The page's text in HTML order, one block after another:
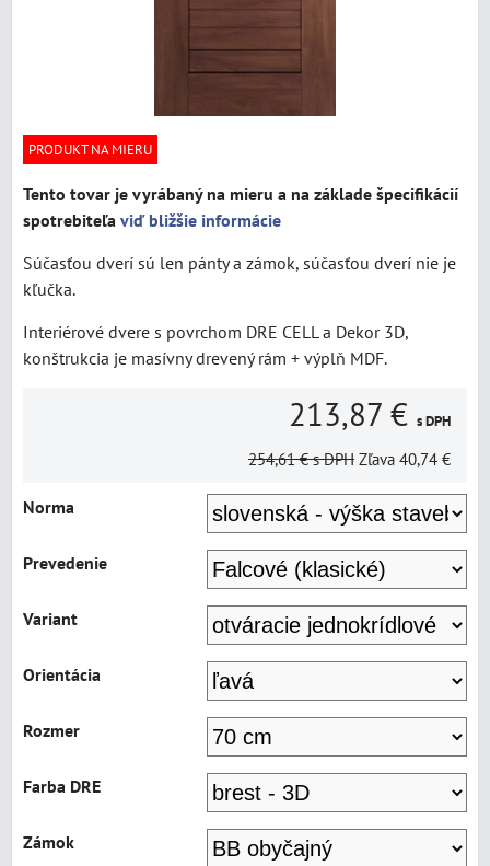
PRODUKT NA MIERU
Tento tovar je vyrábaný na mieru a na základe špecifikácií
spotrebiteľa viď bližšie informácie
Súčasťou dverí sú len pánty a zámok, súčasťou dverí nie je
kľučka.
Interiérové dvere s povrchom DRE CELL a Dekor 3D,
konštrukcia je masívny drevený rám + výplň MDF.
213,87 € s DPH
254,61 € s DPH Zľava 40,74 €
Norma
Prevedenie
Variant
Orientácia
Rozmer
Farba DRE
Zámok